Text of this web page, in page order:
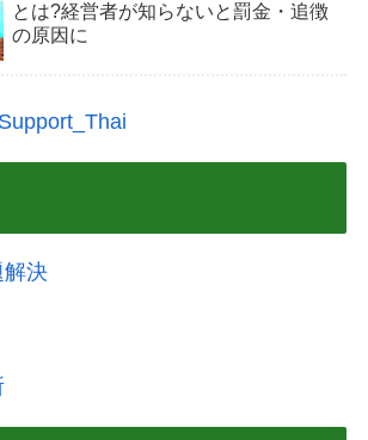
とは?経営者が知らないと罰金・追徴
の原因に
解決